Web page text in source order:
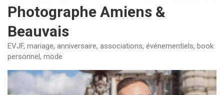
Photographe Amiens &
Beauvais
EVJF, mariage, anniversaire, associations, événementiels, book
personnel, mode